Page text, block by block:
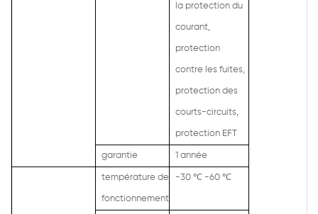
la protection du
courant,
protection
contre les fuites,
protection des
courts-circuits,
protection EFT
garantie 1 année
température de
fonctionnement
-30 ℃ -60 ℃